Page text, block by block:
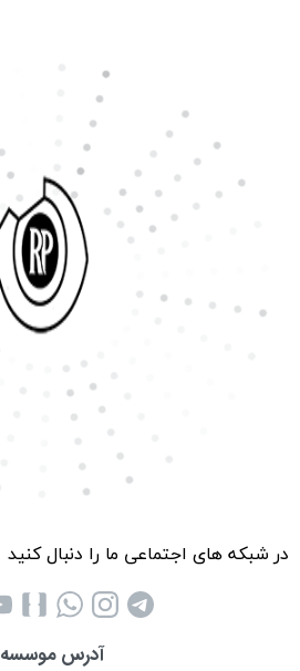
در شبکه های اجتماعی ما را دنبال کنید
آدرس موسسه